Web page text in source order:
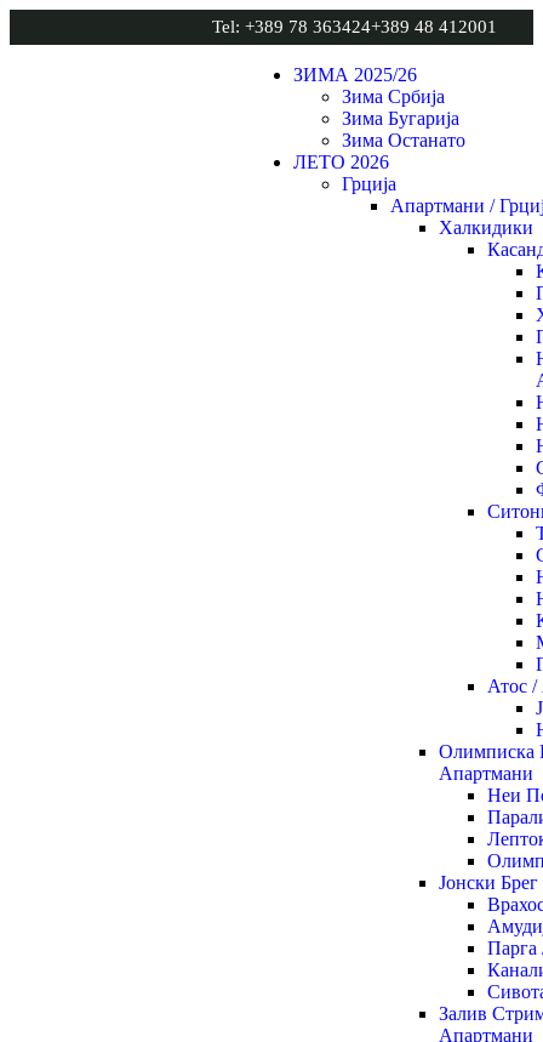
Tel: +389 78 363424+389 48 412001
ЗИМА 2025/26
Зима Србија
Зима Бугарија
Зима Останато
ЛЕТО 2026
Грција
Апартмани /
Халкидики
Атос
Олимписка
Апартмани
Неи
Јонски Брег
Залив
Апартмани